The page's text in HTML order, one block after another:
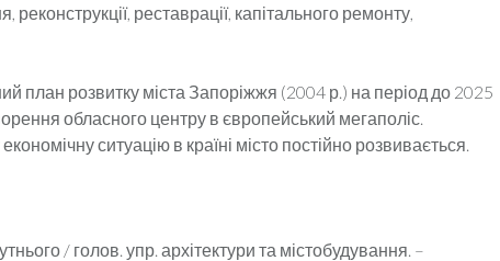
реконструкції, реставрації, капітального ремонту,
план розвитку міста Запоріжжя (2004 р.) на період до 2025
обласного центру в європейський мегаполіс.
ситуацію в країні місто постійно розвивається.
/ голов. упр. архітектури та містобудування. –